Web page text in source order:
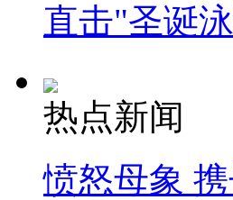
直击"圣诞
热点新闻
愤怒母象